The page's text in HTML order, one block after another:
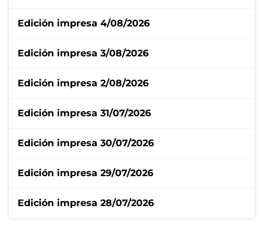
Edición impresa 4/08/2026
Edición impresa 3/08/2026
Edición impresa 2/08/2026
Edición impresa 31/07/2026
Edición impresa 30/07/2026
Edición impresa 29/07/2026
Edición impresa 28/07/2026